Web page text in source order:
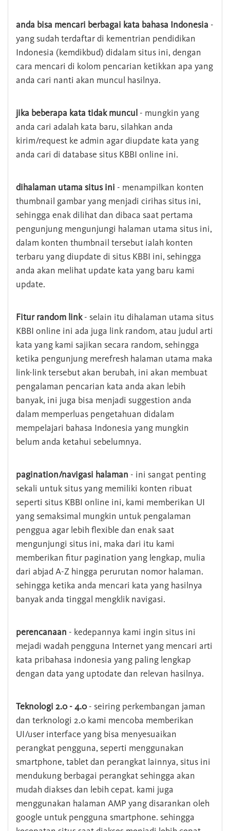
anda bisa mencari berbagai kata bahasa Indonesia -
yang sudah terdaftar di kementrian pendidikan
Indonesia (kemdikbud) didalam situs ini, dengan
cara mencari di kolom pencarian ketikkan apa yang
anda cari nanti akan muncul hasilnya.
jika beberapa kata tidak muncul - mungkin yang
anda cari adalah kata baru, silahkan anda
kirim/request ke admin agar diupdate kata yang
anda cari di database situs KBBI online ini.
dihalaman utama situs ini - menampilkan konten
thumbnail gambar yang menjadi cirihas situs ini,
sehingga enak dilihat dan dibaca saat pertama
pengunjung mengunjungi halaman utama situs ini,
dalam konten thumbnail tersebut ialah konten
terbaru yang diupdate di situs KBBI ini, sehingga
anda akan melihat update kata yang baru kami
update.
Fitur random link- selain itu dihalaman utama situs
KBBI online ini ada juga link random, atau judul arti
kata yang kami sajikan secara random, sehingga
ketika pengunjung merefresh halaman utama maka
link-link tersebut akan berubah, ini akan membuat
pengalaman pencarian kata anda akan lebih
banyak, ini juga bisa menjadi suggestion anda
dalam memperluas pengetahuan didalam
mempelajari bahasa Indonesia yang mungkin
belum anda ketahui sebelumnya.
pagination/navigasi halaman - ini sangat penting
sekali untuk situs yang memiliki konten ribuat
seperti situs KBBI online ini, kami memberikan UI
yang semaksimal mungkin untuk pengalaman
penggua agar lebih flexible dan enak saat
mengunjungi situs ini, maka dari itu kami
memberikan fitur pagination yang lengkap, mulia
dari abjad A-Z hingga perurutan nomor halaman.
sehingga ketika anda mencari kata yang hasilnya
banyak anda tinggal mengklik navigasi.
perencanaan - kedepannya kami ingin situs ini
mejadi wadah pengguna Internet yang mencari arti
kata pribahasa indonesia yang paling lengkap
dengan data yang uptodate dan relevan hasilnya.
Teknologi 2.0 - 4.0- seiring perkembangan jaman
dan terknologi 2.0 kami mencoba memberikan
UI/user interface yang bisa menyesuaikan
perangkat pengguna, seperti menggunakan
smartphone, tablet dan perangkat lainnya, situs ini
mendukung berbagai perangkat sehingga akan
mudah diakses dan lebih cepat. kami juga
menggunakan halaman AMP yang disarankan oleh
google untuk pengguna smartphone. sehingga